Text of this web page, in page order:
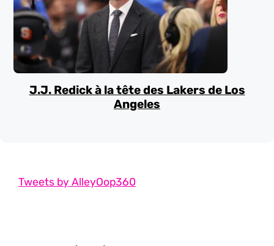
J.J. Redick à la tête des Lakers de Los
Angeles
Tweets by AlleyOop360